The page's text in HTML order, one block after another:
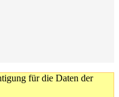
für die Daten der